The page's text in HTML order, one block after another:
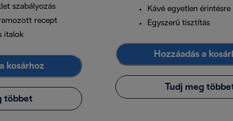
szabályozás
recept
italok
kosárhoz
többet
Kávé egyetlen érintésre
Egyszerű tisztítás
Hozzáadás a
Tudj meg